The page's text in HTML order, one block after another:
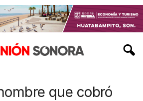
que cobró